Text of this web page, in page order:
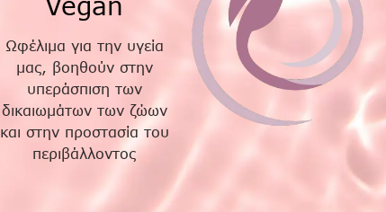
Ωφέλιμα για την υγεία
μας, βοηθούν στην
υπεράσπιση των
δικαιωμάτων των ζώων
και στην προστασία του
περιβάλλοντος